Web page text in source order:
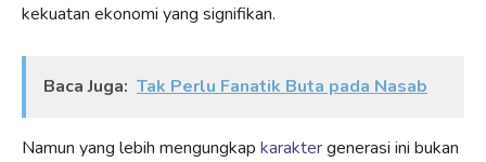
kekuatan ekonomi yang signifikan.
Baca Juga: Tak Perlu Fanatik Buta pada Nasab
Namun yang lebih mengungkap karaktergenerasi ini bukan